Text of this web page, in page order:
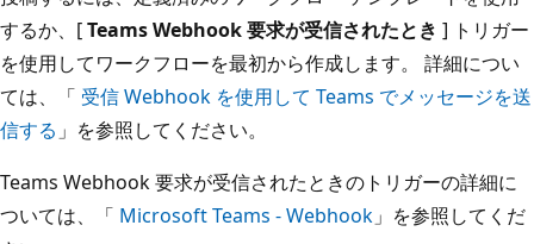
するか、[Teams Webhook 要求が受信されたとき ] トリガー
を使用してワークフローを最初から作成します。 詳細につい
ては、「 受信 Webhook を使用して Teams でメッセージを送
信する 」を参照してください。
Teams Webhook 要求が受信されたときのトリガーの詳細に
ついては、「 Microsoft Teams - Webhook 」を参照してくだ